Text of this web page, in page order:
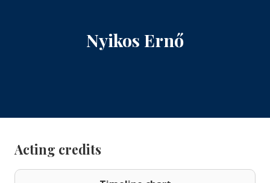
Nyikos Ernő
Acting credits